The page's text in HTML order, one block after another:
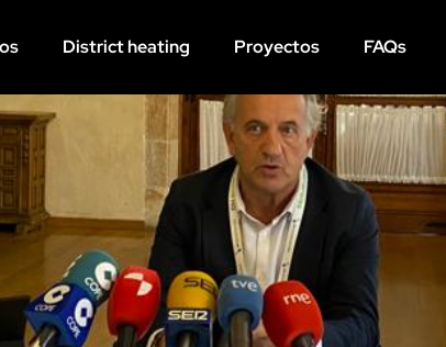
District heating Proyectos FAQs